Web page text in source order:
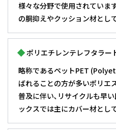
様々な分野で使用されていま
の胴抑えやクッション材とし
ポリエチレンテレフタラー
略称であるペットPET
ばれることの方が多いポリエ
普及に伴い､リサイクルも早
ックスでは主にカバー材とし